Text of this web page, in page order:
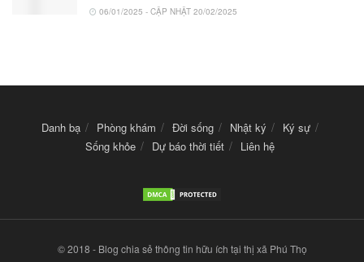
06/01/2025 - CẬP NHẬT 20/02/2025
Danh bạ Phòng khám Đời sống Nhật ký
Ký sự
Sống khỏe
Dự báo thời tiết Liên hệ
© 2018 - Blog chia sẻ thông tin hữu ích tại thị xã Phú Thọ